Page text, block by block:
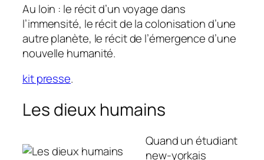
Au loin : le récit d’un voyage dans
l’immensité, le récit de la colonisation d’une
autre planète, le récit de l’émergence d’une
nouvelle humanité.
kit presse.
Les dieux humains
Quand un étudiant
new-yorkais